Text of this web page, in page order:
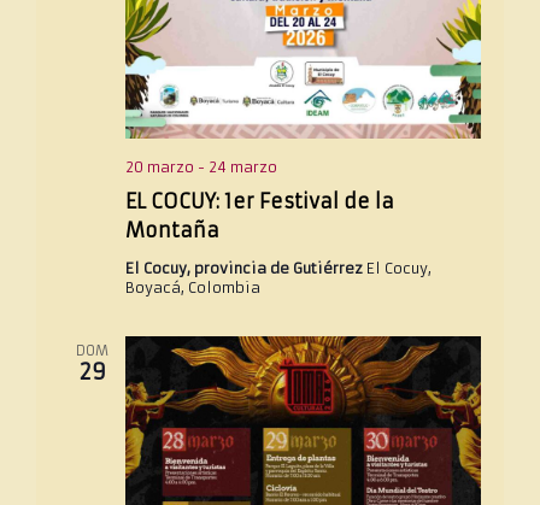
EL COCUY: 1er Festival de la
Montaña
20 marzo - 24 marzo
El Cocuy, provincia de Gutiérrez El Cocuy,
Boyacá, Colombia
DOM
29